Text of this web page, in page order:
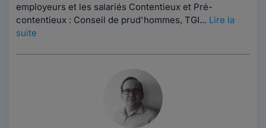
employeurs et les salariés Contentieux et Pré-
contentieux : Conseil de prud'hommes, TGI... Lire la
suite